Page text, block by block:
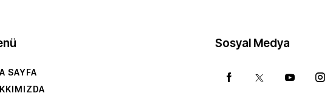
SAYFA
Sosyal Medya